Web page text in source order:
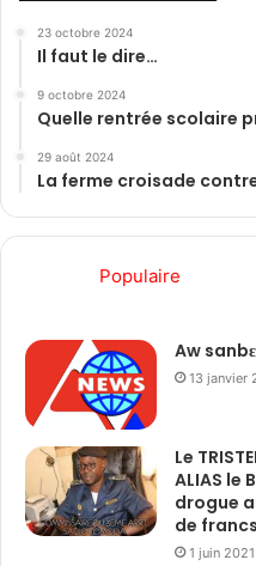
23 octobre 2024
Il faut le dire…
9 octobre 2024
Quelle rentrée scolaire
29 août 2024
La ferme croisade
Populaire
Aw
13 janvier
Le
ALIAS le
drogue
de
1 juin 2021